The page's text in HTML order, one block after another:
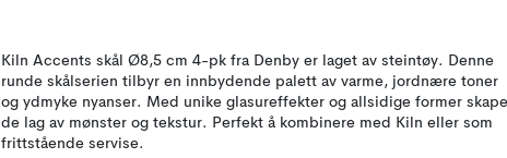
Kiln Accents skål Ø8,5 cm 4-pk fra Denby er laget av steintøy. Denne
runde skålserien tilbyr en innbydende palett av varme, jordnære toner
og ydmyke nyanser. Med unike glasureffekter og allsidige former
de lag av mønster og tekstur. Perfekt å kombinere med Kiln eller som
frittstående servise.